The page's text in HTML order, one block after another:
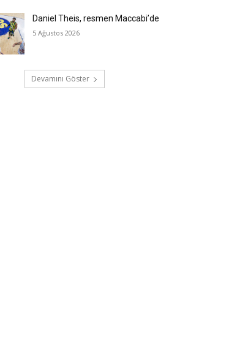
Daniel Theis, resmen Maccabi’de
5 Ağustos 2026
Devamını Göster